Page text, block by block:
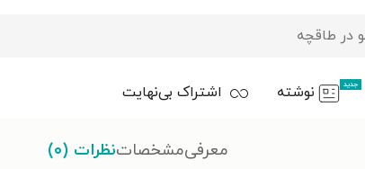
جدید نوشته اشتراک بی‌نهایت
معرفیمشخصاتنظرات (۰)